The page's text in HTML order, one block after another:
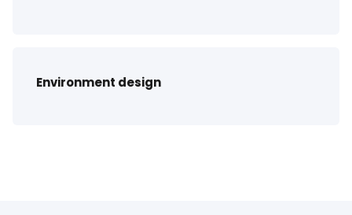
Environment design